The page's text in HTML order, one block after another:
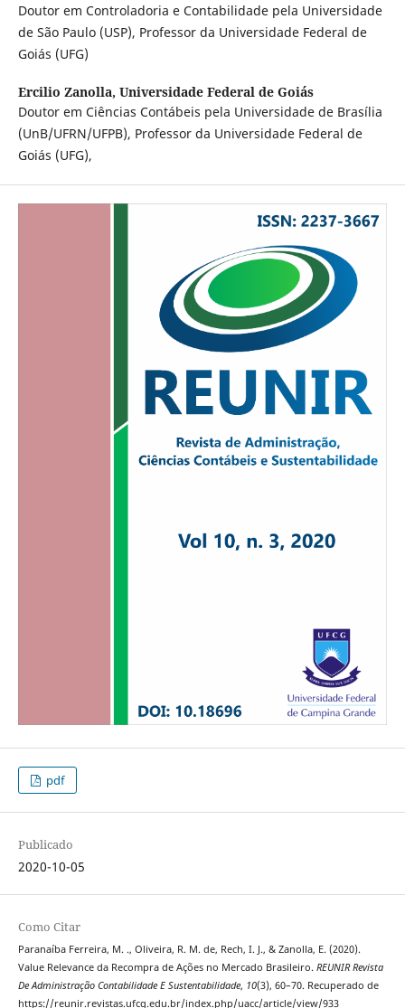
Doutor em Controladoria e Contabilidade pela Universidade
de São Paulo (USP), Professor da Universidade Federal de
Goiás (UFG)
Ercilio Zanolla, Universidade Federal de Goiás
Doutor em Ciências Contábeis pela Universidade de Brasília
(UnB/UFRN/UFPB), Professor da Universidade Federal de
Goiás (UFG),
pdf
Publicado
2020-10-05
Como Citar
Paranaíba Ferreira, M. ., Oliveira, R. M. de, Rech, I. J., & Zanolla, E. (2020).
Value Relevance da Recompra de Ações no Mercado Brasileiro. REUNIR Revista
De Administração Contabilidade E Sustentabilidade, 10(3), 60–70. Recuperado de
https://reunir.revistas.ufcg.edu.br/index.php/uacc/article/view/933